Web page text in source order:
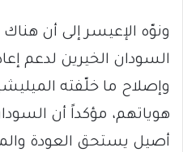
ونوّه الإعيسر إلى أن هناك
السودان الخيرين لدعم
وإصلاح ما خلّفته
هوياتهم، مؤكداً أن
أصيل يستحق العودة